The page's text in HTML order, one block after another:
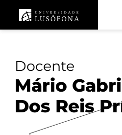
Docente
Mário
Dos Reis